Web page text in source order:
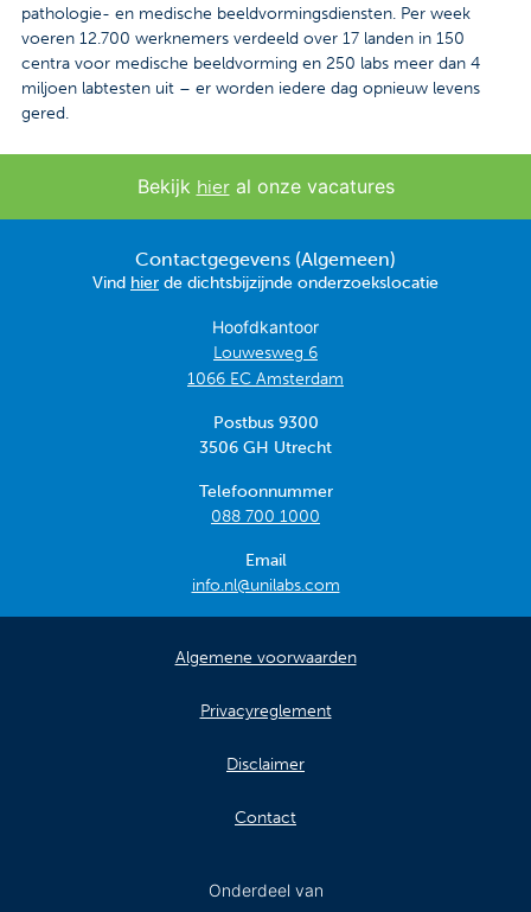
pathologie- en medische beeldvormingsdiensten. Per week
voeren 12.700 werknemers verdeeld over 17 landen in 150
centra voor medische beeldvorming en 250 labs meer dan 4
miljoen labtesten uit – er worden iedere dag opnieuw levens
gered.
Bekijk hieral onze vacatures
Contactgegevens (Algemeen)
Vind hier de dichtsbijzijnde onderzoekslocatie
Hoofdkantoor
Louwesweg 6
1066 EC Amsterdam
Postbus 9300
3506 GH Utrecht
Telefoonnummer
088 700 1000
Email
info.nl@unilabs.com
Algemene voorwaarden
Privacyreglement
Disclaimer
Contact
Onderdeel van